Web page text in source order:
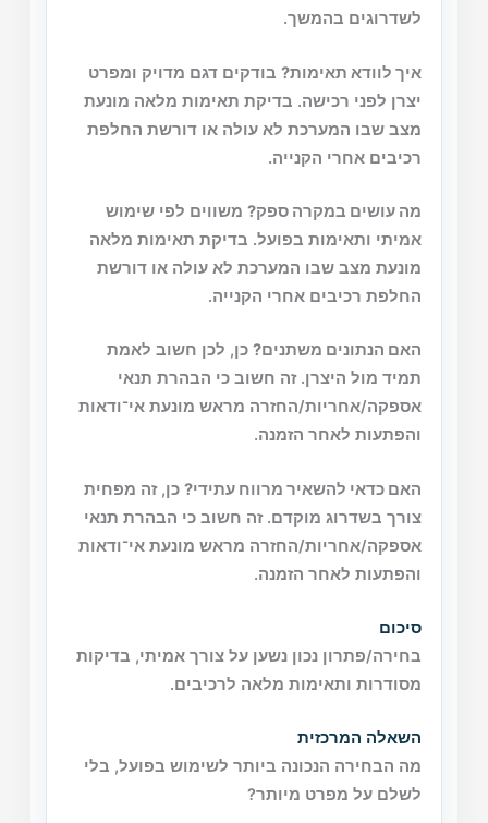
לשדרוגים בהמשך.
איך לוודא תאימות? בודקים דגם מדויק ומפרט
יצרן לפני רכישה. בדיקת תאימות מלאה מונעת
מצב שבו המערכת לא עולה או דורשת החלפת
רכיבים אחרי הקנייה.
מה עושים במקרה ספק? משווים לפי שימוש
אמיתי ותאימות בפועל. בדיקת תאימות מלאה
מונעת מצב שבו המערכת לא עולה או דורשת
החלפת רכיבים אחרי הקנייה.
האם הנתונים משתנים? כן, לכן חשוב לאמת
תמיד מול היצרן. זה חשוב כי הבהרת תנאי
אספקה/אחריות/החזרה מראש מונעת אי־ודאות
והפתעות לאחר הזמנה.
האם כדאי להשאיר מרווח עתידי? כן, זה מפחית
צורך בשדרוג מוקדם. זה חשוב כי הבהרת תנאי
אספקה/אחריות/החזרה מראש מונעת אי־ודאות
והפתעות לאחר הזמנה.
סיכום
בחירה/פתרון נכון נשען על צורך אמיתי, בדיקות
מסודרות ותאימות מלאה לרכיבים.
השאלה המרכזית
מה הבחירה הנכונה ביותר לשימוש בפועל, בלי
לשלם על מפרט מיותר?